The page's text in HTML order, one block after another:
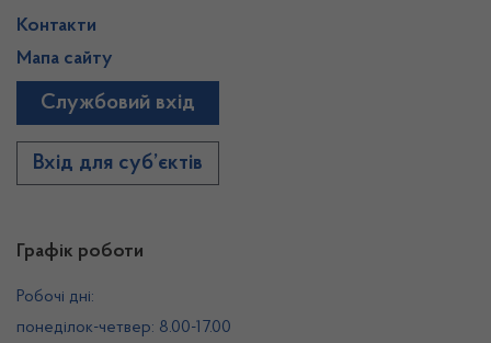
Графік роботи
Робочі дні:
понеділок-четвер: 8.00-17.00
Контакти
Мапа сайту
Службовий вхід
Вхід для суб’єктів